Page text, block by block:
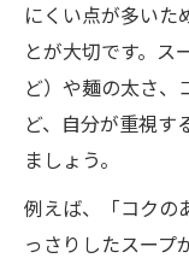
にくい点が多いた
とが大切です。ス
ど）や麺の太さ
ど、自分が重視す
ましょう。
例えば、「コクの
っさりしたスープ